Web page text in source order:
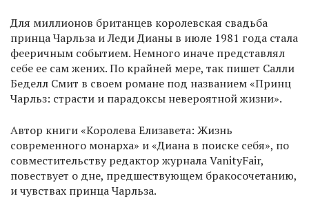
Для миллионов британцев королевская свадьба
принца Чарльза и Леди Дианы в июле 1981 года стала
фееричным событием. Немного иначе представлял
себе ее сам жених. По крайней мере, так пишет Салли
Беделл Смит в своем романе под названием «Принц
Чарльз: страсти и парадоксы невероятной жизни».
Автор книги «Королева Елизавета: Жизнь
современного монарха» и «Диана в поиске себя», по
совместительству редактор журнала VanityFair,
повествует о дне, предшествующем бракосочетанию,
и чувствах принца Чарльза.